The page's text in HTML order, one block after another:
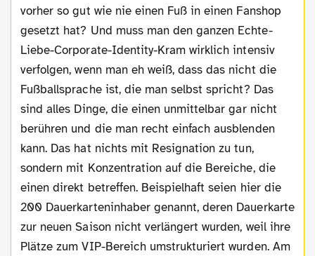
vorher so gut wie nie einen Fuß in einen Fanshop
gesetzt hat? Und muss man den ganzen Echte-
Liebe-Corporate-Identity-Kram wirklich intensiv
verfolgen, wenn man eh weiß, dass das nicht die
Fußballsprache ist, die man selbst spricht? Das
sind alles Dinge, die einen unmittelbar gar nicht
berühren und die man recht einfach ausblenden
kann. Das hat nichts mit Resignation zu tun,
sondern mit Konzentration auf die Bereiche, die
einen direkt betreffen. Beispielhaft seien hier die
200 Dauerkarteninhaber genannt, deren Dauerkarte
zur neuen Saison nicht verlängert wurden, weil ihre
Plätze zum VIP-Bereich umstrukturiert wurden. Am